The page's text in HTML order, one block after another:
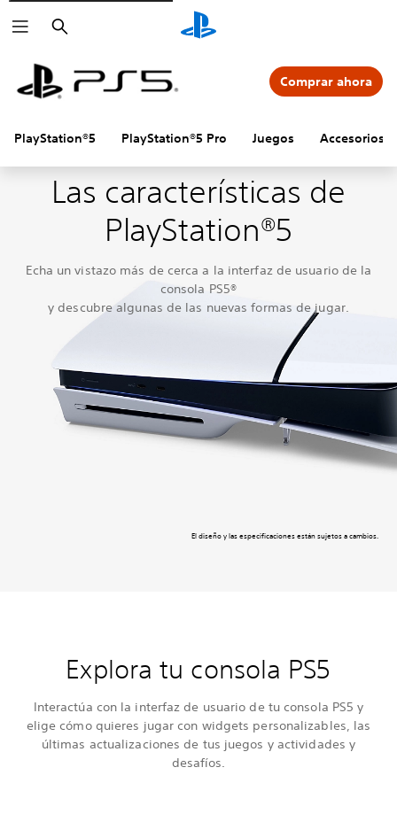
Buscar
PlayStation®5 PlayStation®5 Pro Juegos Accesorios
Comprar ahora
Las características de
PlayStation®5
Echa un vistazo más de cerca a la interfaz de usuario de la
consola PS5®
y descubre algunas de las nuevas formas de jugar.
El diseño y las especificaciones están sujetos a cambios.
Explora tu consola PS5
Interactúa con la interfaz de usuario de tu consola PS5 y
elige cómo quieres jugar con widgets personalizables, las
últimas actualizaciones de tus juegos y actividades y
desafíos.